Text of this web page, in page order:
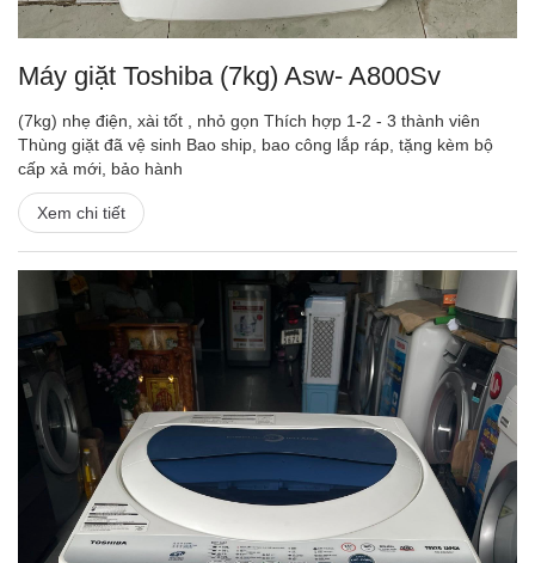
Máy giặt Toshiba (7kg) Asw- A800Sv
(7kg) nhẹ điện, xài tốt , nhỏ gọn Thích hợp 1-2 - 3 thành viên
Thùng giặt đã vệ sinh Bao ship, bao công lắp ráp, tặng kèm bộ
cấp xả mới, bảo hành
Xem chi tiết